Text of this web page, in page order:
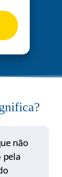
não
pela